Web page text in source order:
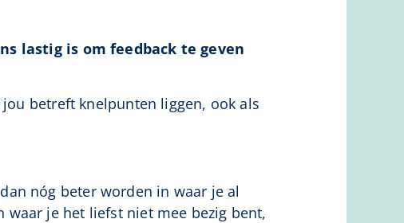
lastig is om feedback te geven
betreft knelpunten liggen, ook als
nóg beter worden in waar je al
waar je het liefst niet mee bezig bent,